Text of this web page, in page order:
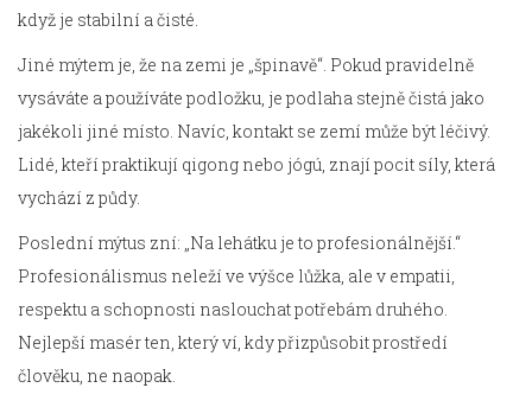
když je stabilní a čisté.
Jiné mýtem je, že na zemi je „špinavě“. Pokud pravidelně
vysáváte a používáte podložku, je podlaha stejně čistá jako
jakékoli jiné místo. Navíc, kontakt se zemí může být léčivý.
Lidé, kteří praktikují qigong nebo jógú, znají pocit síly, která
vychází z půdy.
Poslední mýtus zní: „Na lehátku je to profesionálnější.“
Profesionálismus neleží ve výšce lůžka, ale v empatii,
respektu a schopnosti naslouchat potřebám druhého.
Nejlepší masér ten, který ví, kdy přizpůsobit prostředí
člověku, ne naopak.